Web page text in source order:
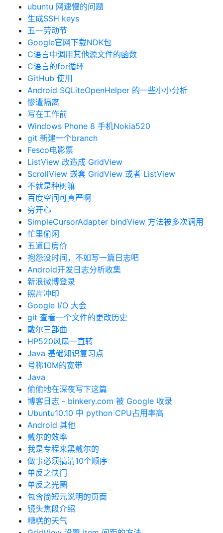
ubuntu 网速慢的问题
生成SSH keys
五一劳动节
Google官网下载NDK包
C语言中调用其他源文件的函数
C语言的for循环
GitHub 使用
Android SQLiteOpenHelper 的一些小小分析
惨遭隔离
写在工作前
Windows Phone 8 手机Nokia520
git 新建一个branch
Fesco电影票
ListView 改造成 GridView
ScrollView 嵌套 GridView 或者 ListView
不就是种树嘛
百度空间可真严啊
穷开心
SimpleCursorAdapter bindView 方法被多次调用
忙里偷闲
五道口房价
抱怨没时间，不如写一篇日志吧
Android开发日志分析收集
新浪微博登录
照片冲印
Google I/O 大会
git 查看一个文件的更改历史
戴尔三部曲
HP520风扇一直转
Java 基础知识复习点
号称10M的宽带
Java
偷偷地在深夜写下这篇
博客日志 - binkery.com 被 Google 收录
Ubuntu10.10 中 python CPU占用率高
Android 其他
戴尔的效率
我是专程来黑戴尔的
做事必须搞清10个顺序
单反之快门
单反之光圈
包含简短元说明的页面
镜头焦段介绍
糟糕的天气